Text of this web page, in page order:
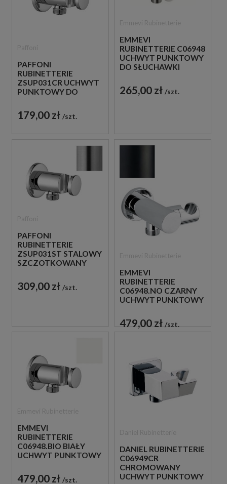
PAFFONI
RUBINETTERIE
ZSUP031CR UCHWYT
PUNKTOWY DO
179,00 zł szt.
EMMEVI
RUBINETTERIE C06948
UCHWYT PUNKTOWY
DO SŁUCHAWKI
265,00 zł szt.
PAFFONI
RUBINETTERIE
ZSUP031ST STALOWY
SZCZOTKOWANY
DO SŁUCHAWKI
309,00 zł szt.
EMMEVI
RUBINETTERIE
C06948.NO CZARNY
UCHWYT PUNKTOWY
479,00 zł szt.
EMMEVI
RUBINETTERIE
C06948.BIO BIAŁY
UCHWYT PUNKTOWY
479,00 zł szt.
DANIEL RUBINETTERIE
C06949CR
CHROMOWANY
UCHWYT PUNKTOWY